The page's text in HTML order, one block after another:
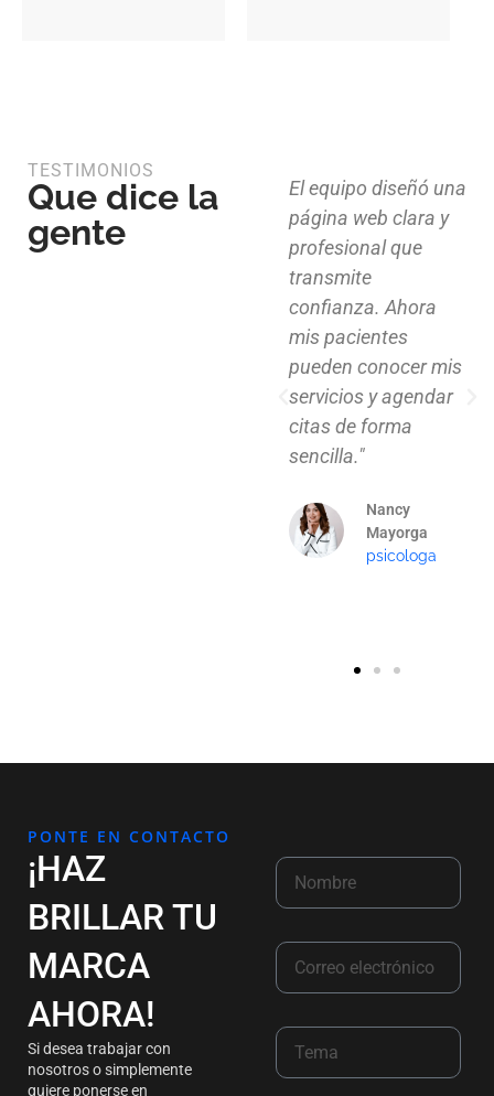
TESTIMONIOS
Que dice la
gente
Diseño limpio,
estructura funcional
y atención al detalle.
El equipo diseñó una
página web clara y
profesional que
transmite
confianza. Ahora
mis pacientes
pueden conocer mis
servicios y agendar
citas de forma
sencilla."
Nancy
Mayorga
psicologa
PONTE EN CONTACTO
¡HAZ
BRILLAR TU
MARCA
AHORA!
Si desea trabajar con
nosotros o simplemente
quiere ponerse en